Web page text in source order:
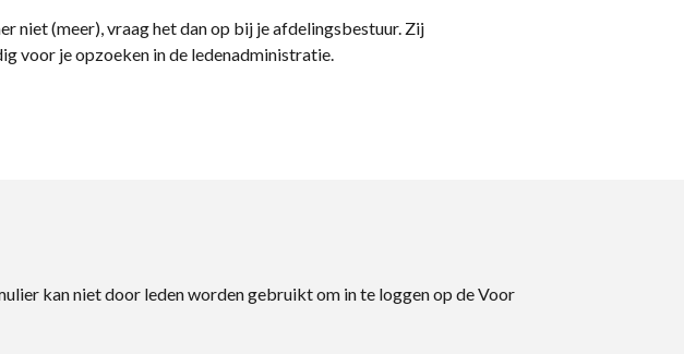
niet (meer), vraag het dan op bij je afdelingsbestuur. Zij
voor je opzoeken in de ledenadministratie.
kan niet door leden worden gebruikt om in te loggen op de Voor